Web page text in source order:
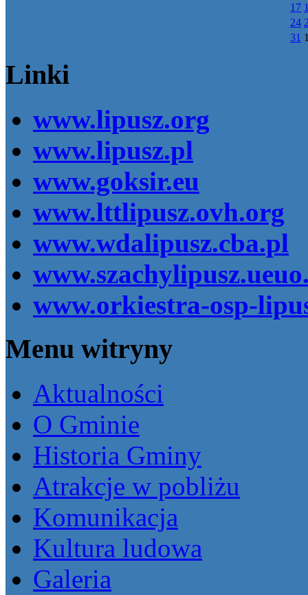
17
24
31
Linki
www.lipusz.org
www.lipusz.pl
www.goksir.eu
www.lttlipusz.ovh.org
www.wdalipusz.cba.pl
www.orkiestra-osp-
Menu witryny
Aktualności
O Gminie
Historia Gminy
Atrakcje w pobliżu
Komunikacja
Kultura ludowa
Galeria